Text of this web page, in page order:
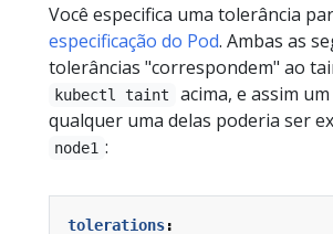
Você especifica uma tolerância
especificação do Pod. Ambas as
tolerâncias "correspondem" ao
kubectl taint
acima, e assim
qualquer uma delas poderia ser
node1 :
tolerations: